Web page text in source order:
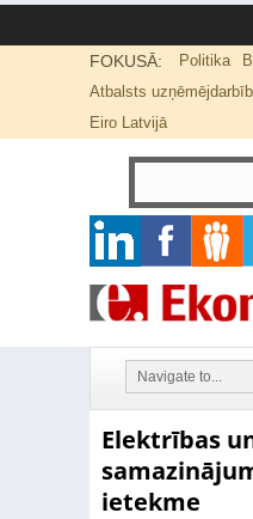
FOKUSĀ: Politika
Atbalsts
Eiro Latvijā
Elektrības
ietekme